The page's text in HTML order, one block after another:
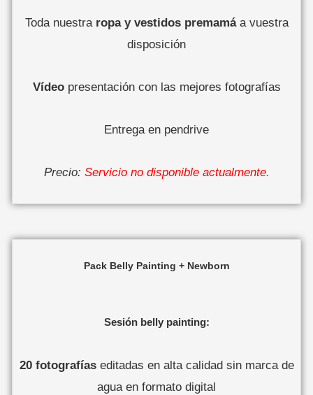
Toda nuestra ropa y vestidos premamáa vuestra
disposición
Vídeopresentación con las mejores fotografías
Entrega en pendrive
Precio: Servicio no disponible actualmente.
Pack Belly Painting + Newborn
Sesión belly painting:
20 fotografíaseditadas en alta calidad sin marca de
agua en formato digital